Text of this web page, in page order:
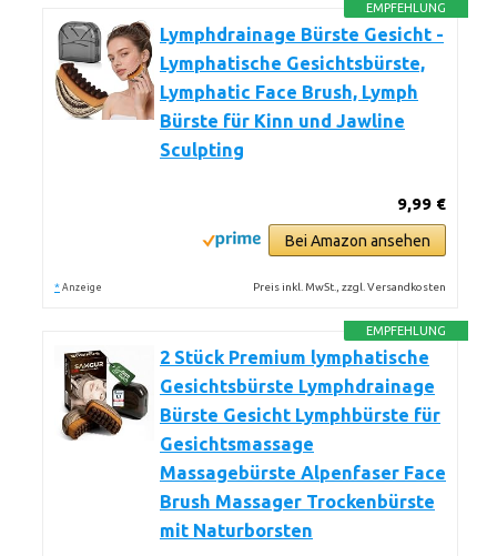
EMPFEHLUNG
Lymphdrainage Bürste Gesicht -
Lymphatische Gesichtsbürste,
Lymphatic Face Brush, Lymph
Bürste für Kinn und Jawline
Sculpting
9,99 €
Bei Amazon ansehen
* Anzeige Preis inkl. MwSt., zzgl. Versandkosten
EMPFEHLUNG
2 Stück Premium lymphatische
Gesichtsbürste Lymphdrainage
Bürste Gesicht Lymphbürste für
Gesichtsmassage
Massagebürste Alpenfaser Face
Brush Massager Trockenbürste
mit Naturborsten